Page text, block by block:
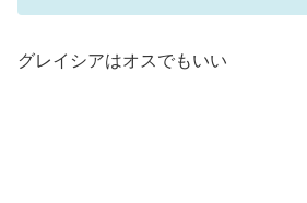
グレイシアはオスでもいい